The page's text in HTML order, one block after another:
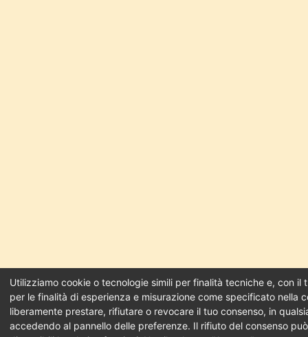
Utilizziamo cookie o tecnologie simili per finalità tecniche e, con il
per le finalità di esperienza e misurazione come specificato nella
liberamente prestare, rifiutare o revocare il tuo consenso, in
accedendo al pannello delle preferenze. Il rifiuto del consenso